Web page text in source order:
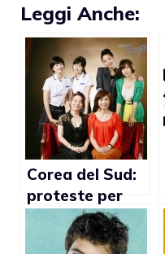
Leggi Anche:
Corea del Sud:
proteste per
serie tv con tre
coppie di